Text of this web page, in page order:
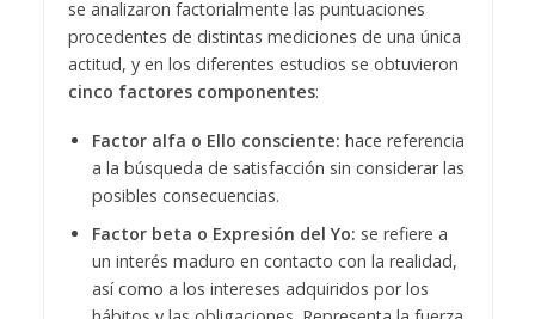
se analizaron factorialmente las puntuaciones
procedentes de distintas mediciones de una única
actitud, y en los diferentes estudios se obtuvieron
cinco factores componentes:
Factor alfa o Ello consciente: hace referencia
a la búsqueda de satisfacción sin considerar las
posibles consecuencias.
Factor beta o Expresión del Yo: se refiere a
un interés maduro en contacto con la realidad,
así como a los intereses adquiridos por los